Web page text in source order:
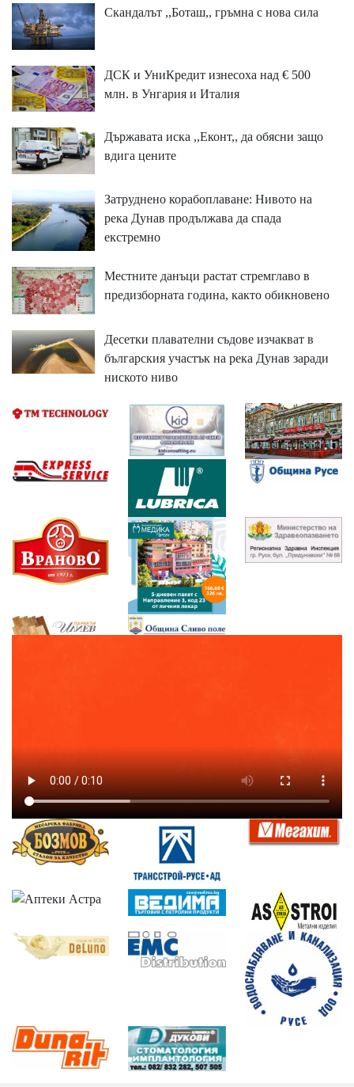
Скандалът ,,Боташ,, гръмна с нова сила
ДСК и УниКредит изнесоха над € 500
млн. в Унгария и Италия
Държавата иска ,,Еконт,, да обясни защо
вдига цените
Затруднено корабоплаване: Нивото на
река Дунав продължава да спада
екстремно
Местните данъци растат стремглаво в
предизборната година, както обикновено
Десетки плавателни съдове изчакват в
българския участък на река Дунав заради
ниското ниво